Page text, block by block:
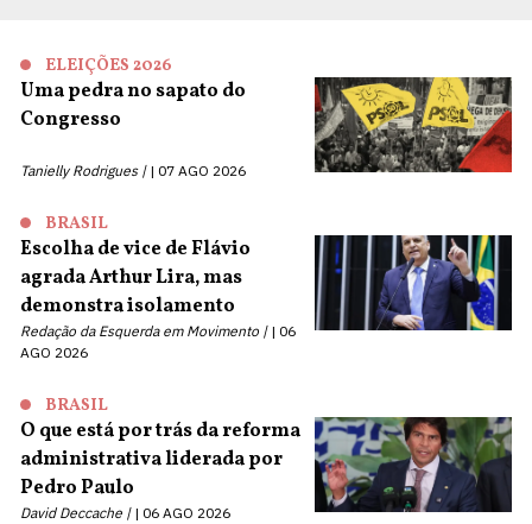
ELEIÇÕES 2026
Uma pedra no sapato do
Congresso
Tanielly Rodrigues | 07 AGO 2026
BRASIL
Escolha de vice de Flávio
agrada Arthur Lira, mas
demonstra isolamento
Redação da Esquerda em Movimento |
06
AGO 2026
BRASIL
O que está por trás da reforma
administrativa liderada por
Pedro Paulo
David Deccache | 06 AGO 2026